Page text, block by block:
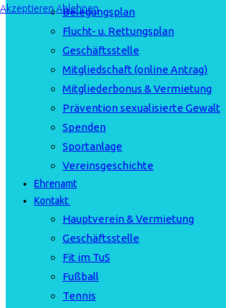
Belegungsplan
Flucht- u. Rettungsplan
Geschäftsstelle
Mitgliedschaft (online Antrag)
Mitgliederbonus & Vermietung
Prävention sexualisierte Gewalt
Spenden
Sportanlage
Vereinsgeschichte
Ehrenamt
Kontakt
Hauptverein & Vermietung
Geschäftsstelle
Fit im TuS
Fußball
Tennis
AkzeptierenAblehnen